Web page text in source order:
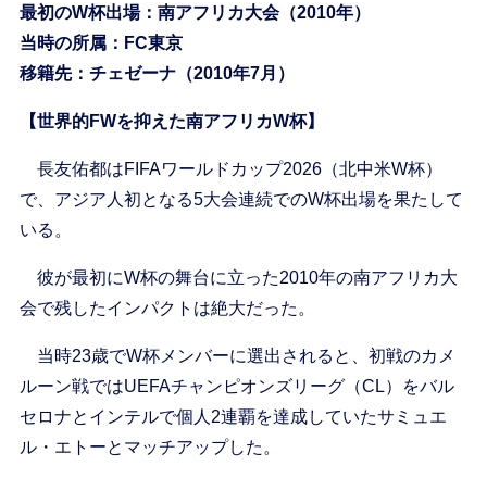
最初のW杯出場：南アフリカ大会（2010年）
当時の所属：FC東京
移籍先：チェゼーナ（2010年7月）
【世界的FWを抑えた南アフリカW杯】
長友佑都はFIFAワールドカップ2026（北中米W杯）
で、アジア人初となる5大会連続でのW杯出場を果たして
いる。
彼が最初にW杯の舞台に立った2010年の南アフリカ大
会で残したインパクトは絶大だった。
当時23歳でW杯メンバーに選出されると、初戦のカメ
ルーン戦ではUEFAチャンピオンズリーグ（CL）をバル
セロナとインテルで個人2連覇を達成していたサミュエ
ル・エトーとマッチアップした。